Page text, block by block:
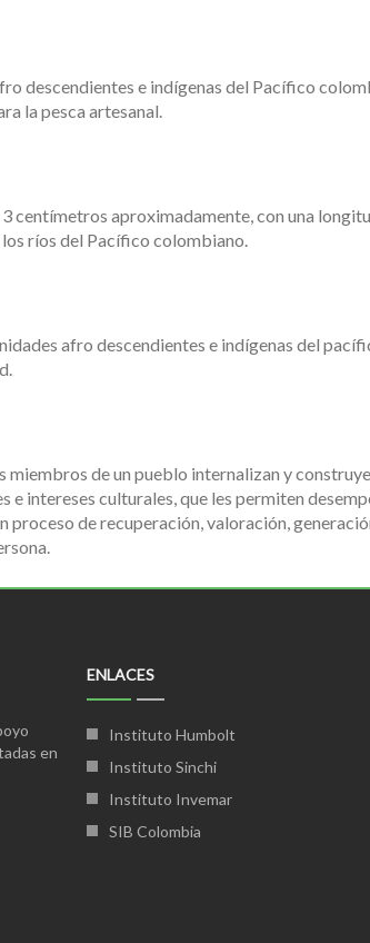
descendientes e indígenas del Pacífico
la pesca artesanal.
centímetros aproximadamente, con una
ríos del Pacífico colombiano.
afro descendientes e indígenas del
miembros de un pueblo internalizan y
e intereses culturales, que les permiten
proceso de recuperación, valoración,
en
ENLACES
Instituto Humbolt
Instituto Sinchi
Instituto Invemar
SIB Colombia